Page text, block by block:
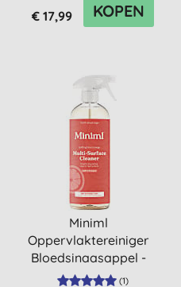
€ 17,99 KOPEN
Miniml
Oppervlaktereiniger
Bloedsinaasappel -
750ml
(1)